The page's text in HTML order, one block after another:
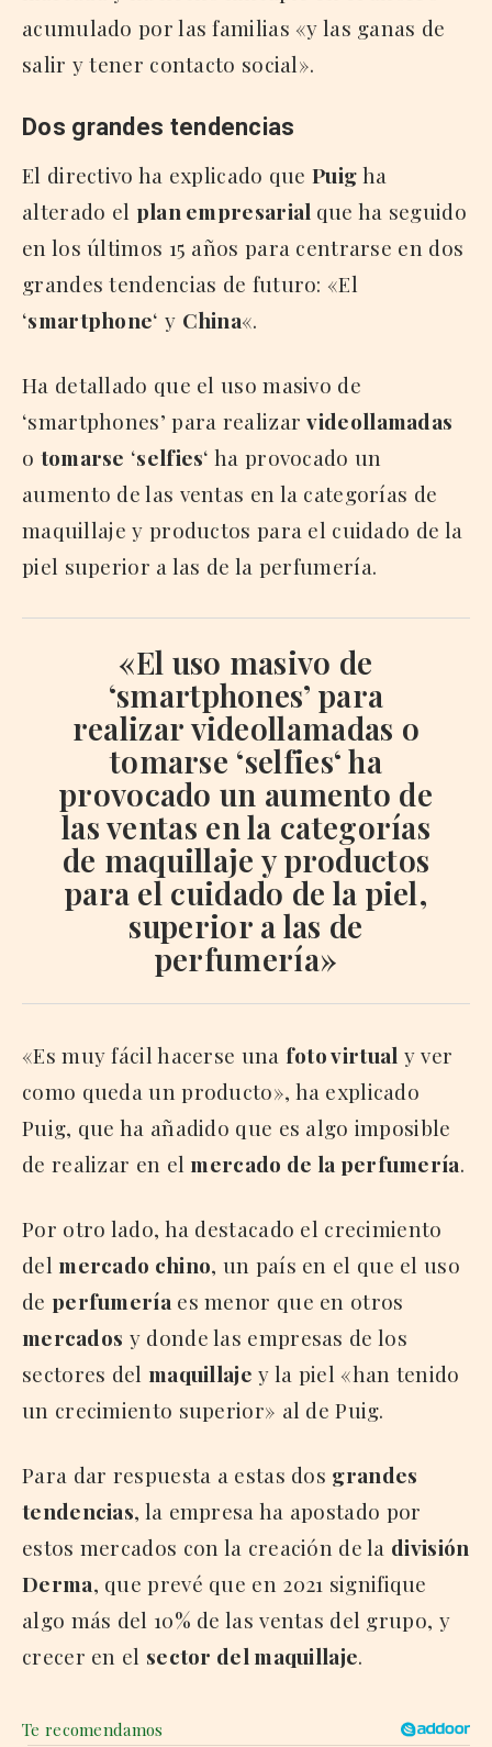
acumulado por las familias «y las ganas de
salir y tener contacto social».
Dos grandes tendencias
El directivo ha explicado que Puigha
alterado el plan empresarial que ha seguido
en los últimos 15 años para centrarse en dos
grandes tendencias de futuro: «El
‘smartphone‘ y China«.
Ha detallado que el uso masivo de
‘smartphones’ para realizarvideollamadas
o tomarse ‘selfies‘ ha provocado un
aumento de las ventas en la categorías de
maquillaje y productos para el cuidado de la
piel superior a las de la perfumería.
«El uso masivo de
‘smartphones’ para
realizarvideollamadas o
tomarse ‘selfies‘ ha
provocado un aumento de
las ventas en la categorías
de maquillaje y productos
para el cuidado de la piel,
superior a las de
perfumería»
«Es muy fácil hacerse una foto virtual y ver
como queda un producto», ha explicado
Puig, que ha añadido que es algo imposible
de realizar en el mercado de la perfumería.
Por otro lado, ha destacado el crecimiento
del mercado chino, un país en el que el uso
de perfumería es menor que en otros
mercados y donde las empresas de los
sectores del maquillaje y la piel «han tenido
un crecimiento superior» al de Puig.
Para dar respuesta a estas dos grandes
tendencias, la empresa ha apostado por
estos mercados con la creación de la división
Derma, que prevé que en 2021 signifique
algo más del 10% de las ventas del grupo, y
crecer en el sector del maquillaje.